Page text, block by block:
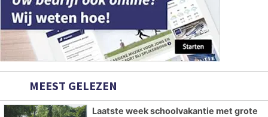
MEEST GELEZEN
Laatste week schoolvakantie met grote